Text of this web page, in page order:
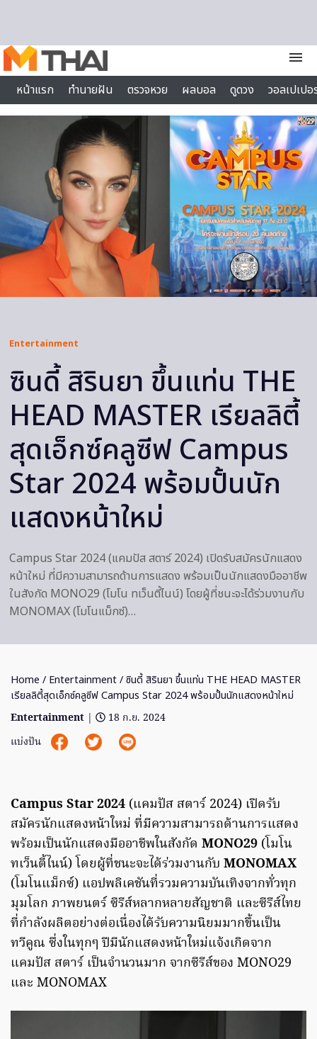
menu
หน้าแรก
ทำนายฝัน ตรวจหวย ผลบอล ดูดวง
วอลเปเป
ไลฟ์สไตล์
Entertainment
ซินดี้ สิรินยา ขึ้นแท่น THE
HEAD MASTER เรียลลิตี้
สุดเอ็กซ์คลูซีฟ Campus
Star 2024 พร้อมปั้นนัก
แสดงหน้าใหม่
Campus Star 2024 (แคมปัส สตาร์ 2024) เปิดรับสมัครนักแสดง
หน้าใหม่ ที่มีความสามารถด้านการแสดง พร้อมเป็นนักแสดงมืออาชีพ
ในสังกัด MONO29 (โมโน ทเว็นตี้ไนน์) โดยผู้ที่ชนะจะได้ร่วมงานกับ
MONOMAX (โมโนแม็กซ์)…
Home / Entertainment/ ซินดี้ สิรินยา ขึ้นแท่น THE HEAD MASTER
เรียลลิตี้สุดเอ็กซ์คลูซีฟ Campus Star 2024 พร้อมปั้นนักแสดงหน้าใหม่
Entertainment |
18 ก.ย. 2024
แบ่งปัน
Campus Star 2024 (แคมปัส สตาร์ 2024) เปิดรับ
สมัครนักแสดงหน้าใหม่ ที่มีความสามารถด้านการแสดง
พร้อมเป็นนักแสดงมืออาชีพในสังกัด MONO29 (โมโน
ทเว็นตี้ไนน์) โดยผู้ที่ชนะจะได้ร่วมงานกับ MONOMAX
(โมโนแม็กซ์) แอปพลิเคชันที่รวมความบันเทิงจากทั่วทุก
มุมโลก ภาพยนตร์ ซีรีส์หลากหลายสัญชาติ และซีรีส์ไทย
ที่กำลังผลิตอย่างต่อเนื่องได้รับความนิยมมากขึ้นเป็น
ทวีคูณ ซึ่งในทุกๆ ปีมีนักแสดงหน้าใหม่แจ้งเกิดจาก
แคมปัส สตาร์ เป็นจำนวนมาก จากซีรีส์ของ MONO29
และ MONOMAX